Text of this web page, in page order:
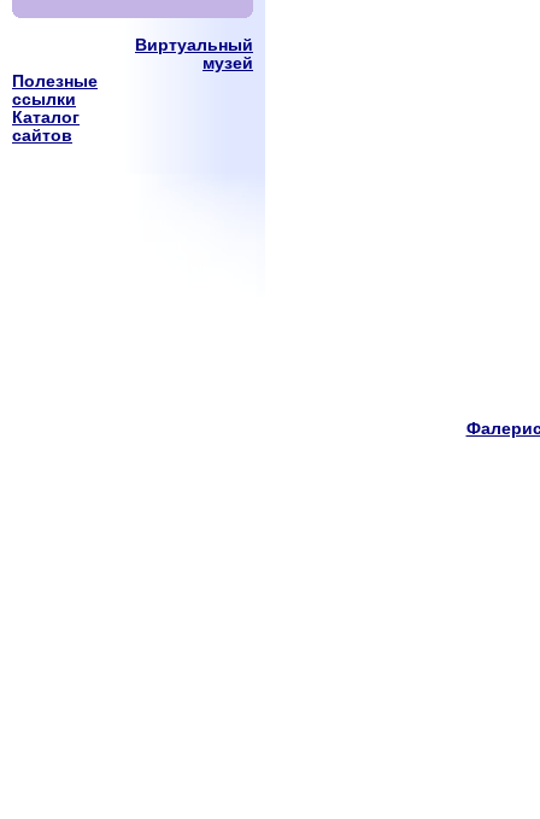
Виртуальный
музей
Полезные
ссылки
Каталог
сайтов